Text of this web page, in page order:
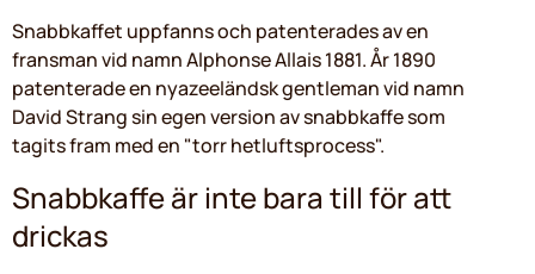
Snabbkaffet uppfanns och patenterades av en
fransman vid namn Alphonse Allais 1881. År 1890
patenterade en nyazeeländsk gentleman vid namn
David Strang sin egen version av snabbkaffe som
tagits fram med en "torr hetluftsprocess".
Snabbkaffe är inte bara till för att
drickas